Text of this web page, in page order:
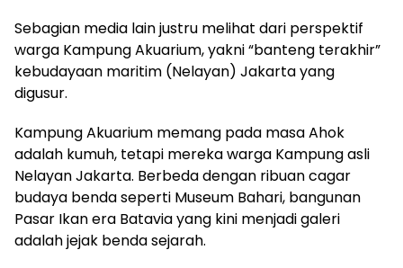
Sebagian media lain justru melihat dari perspektif
warga Kampung Akuarium, yakni “banteng terakhir”
kebudayaan maritim (Nelayan) Jakarta yang
digusur.
Kampung Akuarium memang pada masa Ahok
adalah kumuh, tetapi mereka warga Kampung asli
Nelayan Jakarta. Berbeda dengan ribuan cagar
budaya benda seperti Museum Bahari, bangunan
Pasar Ikan era Batavia yang kini menjadi galeri
adalah jejak benda sejarah.